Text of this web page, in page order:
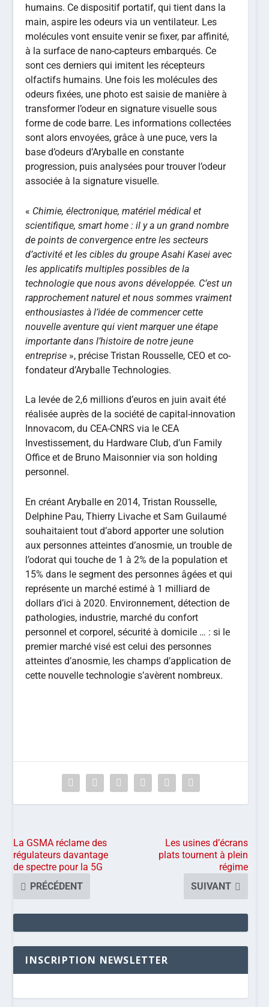
humains. Ce dispositif portatif, qui tient dans la
main, aspire les odeurs via un ventilateur. Les
molécules vont ensuite venir se fixer, par affinité,
à la surface de nano-capteurs embarqués. Ce
sont ces derniers qui imitent les récepteurs
olfactifs humains. Une fois les molécules des
odeurs fixées, une photo est saisie de manière à
transformer l’odeur en signature visuelle sous
forme de code barre. Les informations collectées
sont alors envoyées, grâce à une puce, vers la
base d’odeurs d’Aryballe en constante
progression, puis analysées pour trouver l’odeur
associée à la signature visuelle.
« Chimie, électronique, matériel médical et
scientifique, smart home : il y a un grand nombre
de points de convergence entre les secteurs
d’activité et les cibles du groupe Asahi Kasei avec
les applicatifs multiples possibles de la
technologie que nous avons développée. C’est un
rapprochement naturel et nous sommes vraiment
enthousiastes à l’idée de commencer cette
nouvelle aventure qui vient marquer une étape
importante dans l’histoire de notre jeune
entreprise », précise Tristan Rousselle, CEO et co-
fondateur d’Aryballe Technologies.
La levée de 2,6 millions d’euros en juin avait été
réalisée auprès de la société de capital-innovation
Innovacom, du CEA-CNRS via le CEA
Investissement, du Hardware Club, d’un Family
Office et de Bruno Maisonnier via son holding
personnel.
En créant Aryballe en 2014, Tristan Rousselle,
Delphine Pau, Thierry Livache et Sam Guilaumé
souhaitaient tout d’abord apporter une solution
aux personnes atteintes d’anosmie, un trouble de
l’odorat qui touche de 1 à 2% de la population et
15% dans le segment des personnes âgées et qui
représente un marché estimé à 1 milliard de
dollars d’ici à 2020. Environnement, détection de
pathologies, industrie, marché du confort
personnel et corporel, sécurité à domicile … : si le
premier marché visé est celui des personnes
atteintes d’anosmie, les champs d’application de
cette nouvelle technologie s’avèrent nombreux.
La GSMA réclame des
régulateurs davantage
de spectre pour la 5G
PRÉCÉDENT
Les usines d’écrans
plats tournent à plein
régime
SUIVANT
INSCRIPTION NEWSLETTER